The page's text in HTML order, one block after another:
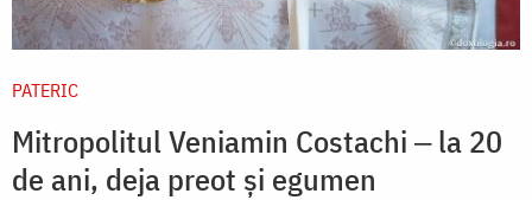
PATERIC
Mitropolitul Veniamin Costachi ‒ la 20
de ani, deja preot și egumen